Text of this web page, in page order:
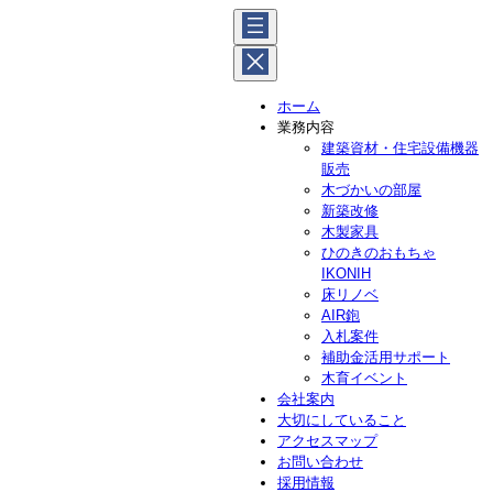
ホーム
業務内容
建築資材・住宅設備機器
販売
木づかいの部屋
新築改修
木製家具
ひのきのおもちゃ
IKONIH
床リノベ
AIR鉋
入札案件
補助金活用サポート
木育イベント
会社案内
大切にしていること
アクセスマップ
お問い合わせ
採用情報